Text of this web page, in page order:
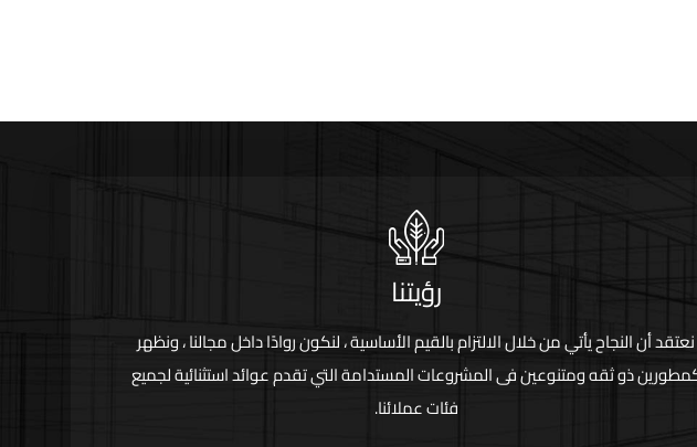
رؤيتنا
نعتقد أن النجاح يأتي من خلال الالتزام بالقيم الأساسية ، لنكون روادًا داخل مجالنا ، ونظهر
ذو ثقه ومتنوعين فى المشروعات المستدامة التي تقدم عوائد استثنائية لجميع
فئات عملائنا.